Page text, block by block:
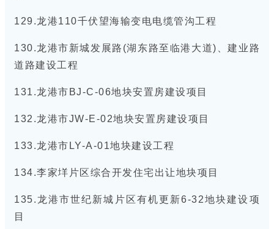
129.龙港110千伏望海输变电电缆管沟工程
130.龙港市新城发展路(湖东路至临港大道)、建业路
道路建设工程
131.龙港市BJ-C-06地块安置房建设项目
132.龙港市JW-E-02地块安置房建设项目
133.龙港市LY-A-01地块建设工程
134.李家垟片区综合开发住宅出让地块项目
135.龙港市世纪新城片区有机更新6-32地块建设项
目